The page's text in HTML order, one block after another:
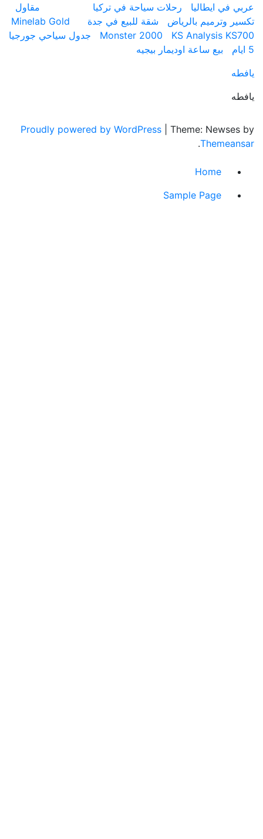
ايطاليا
رحلات سياحة في تركيا
وترميم بالرياض
شقة للبيع في جدة
Minelab Gold
Monster 2000
KS Analysis
جدول سياحي جورجيا
بيع ساعة اوديمار بيجيه
Proudly powered by WordPress|Theme:
.
Home
Sample Page